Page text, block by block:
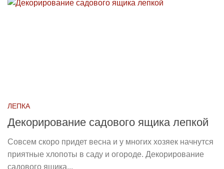
ЛЕПКА
Декорирование садового ящика лепкой
Совсем скоро придет весна и у многих хозяек начнутся
приятные хлопоты в саду и огороде. Декорирование
садового ящика...